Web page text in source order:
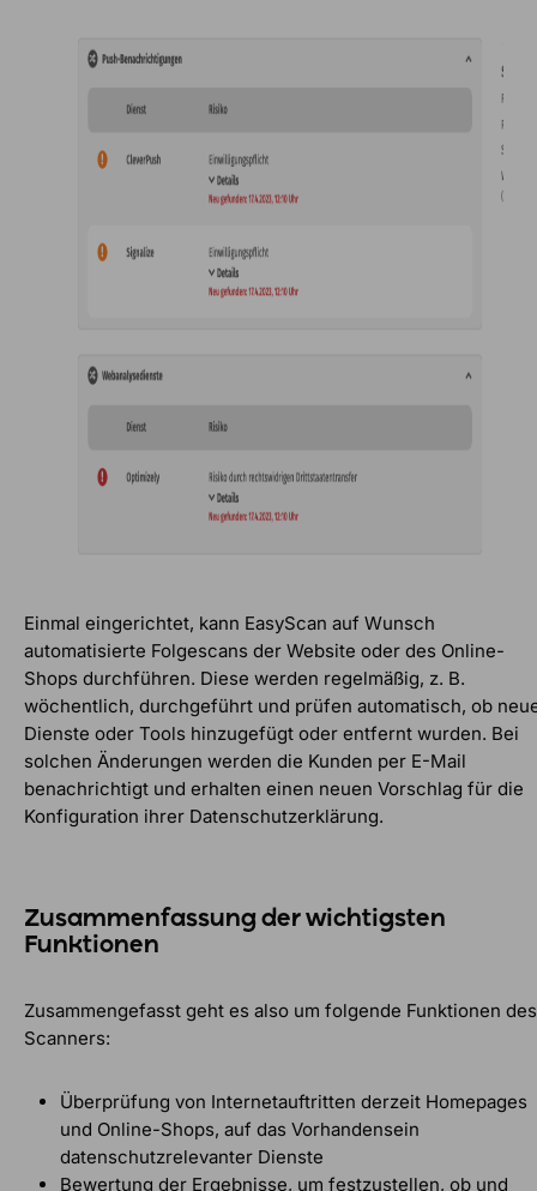
Einmal eingerichtet, kann EasyScan auf Wunsch
automatisierte Folgescans der Website oder des Online-
Shops durchführen. Diese werden regelmäßig, z. B.
wöchentlich, durchgeführt und prüfen automatisch, ob
Dienste oder Tools hinzugefügt oder entfernt wurden. Bei
solchen Änderungen werden die Kunden per E-Mail
benachrichtigt und erhalten einen neuen Vorschlag für die
Konfiguration ihrer Datenschutzerklärung.
Zusammenfassung der wichtigsten
Funktionen
Zusammengefasst geht es also um folgende Funktionen des
Scanners:
Überprüfung von Internetauftritten derzeit Homepages
und Online-Shops, auf das Vorhandensein
datenschutzrelevanter Dienste
Bewertung der Ergebnisse, um festzustellen, ob und